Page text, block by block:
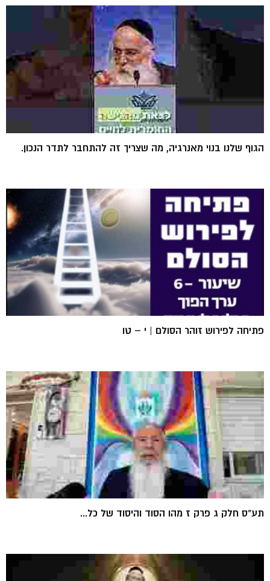
הגוף שלנו בנוי מאנרגיה, מה שצריך זה להתחבר לתדר הנכון.
פתיחה לפירוש זוהר הסולם | י – טו
תע"ס חלק ג פרק ז מהו הסוד והיסוד של כל...